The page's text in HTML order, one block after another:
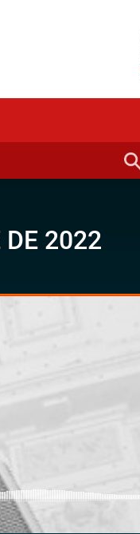
DE 2022